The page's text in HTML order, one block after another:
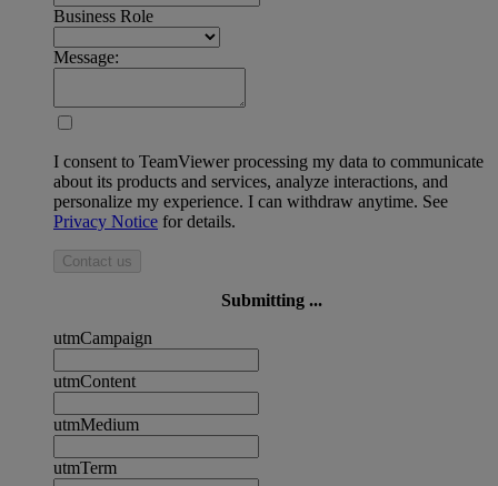
Business Role
Message:
I consent to TeamViewer processing my data to communicate
about its products and services, analyze interactions, and
personalize my experience. I can withdraw anytime. See
Privacy Notice for details.
Contact us
Submitting ...
utmCampaign
utmContent
utmMedium
utmTerm